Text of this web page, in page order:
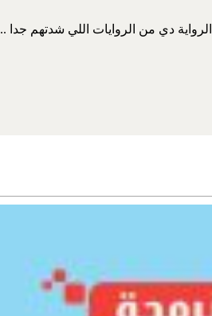
دي من الروايات اللي شدتهم جدا ..